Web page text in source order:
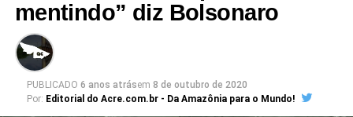
mentindo” diz Bolsonaro
PUBLICADO 6 anos atrásem 8 de outubro de 2020
Por: Editorial do Acre.com.br - Da Amazônia para o Mundo!